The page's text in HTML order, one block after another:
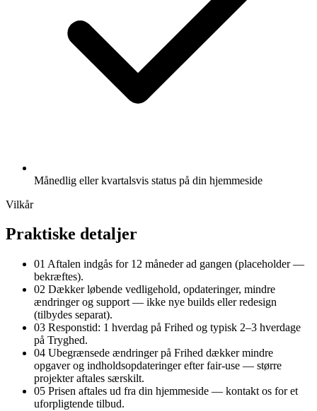
Månedlig eller kvartalsvis status på din hjemmeside
Vilkår
Praktiske detaljer
01 Aftalen indgås for 12 måneder ad gangen (placeholder —
bekræftes).
02 Dækker løbende vedligehold, opdateringer, mindre
ændringer og support — ikke nye builds eller redesign
(tilbydes separat).
03 Responstid: 1 hverdag på Frihed og typisk 2–3 hverdage
på Tryghed.
04 Ubegrænsede ændringer på Frihed dækker mindre
opgaver og indholdsopdateringer efter fair-use — større
projekter aftales særskilt.
05 Prisen aftales ud fra din hjemmeside — kontakt os for et
uforpligtende tilbud.